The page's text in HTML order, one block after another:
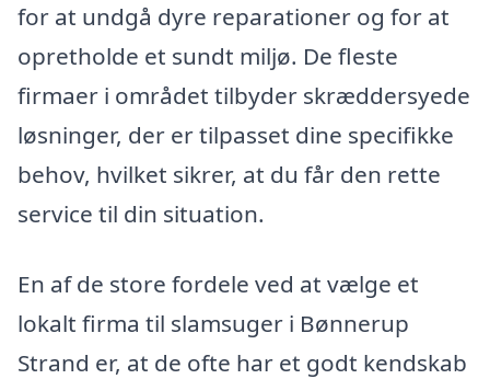
for at undgå dyre reparationer og for at
opretholde et sundt miljø. De fleste
firmaer i området tilbyder skræddersyede
løsninger, der er tilpasset dine specifikke
behov, hvilket sikrer, at du får den rette
service til din situation.
En af de store fordele ved at vælge et
lokalt firma til slamsuger i Bønnerup
Strand er, at de ofte har et godt kendskab